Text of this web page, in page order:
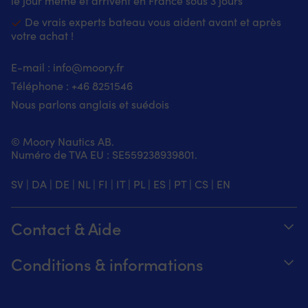
De vrais experts bateau vous aident avant et après
votre achat !
E-mail : info@moory.fr
Téléphone : +46 8251546
Nous parlons anglais et suédois
© Moory Nautics AB.
Numéro de TVA EU : SE559238939801.
SV | DA | DE | NL| FI | IT| PL| ES | PT| CS | EN
Contact & Aide
Conditions & informations